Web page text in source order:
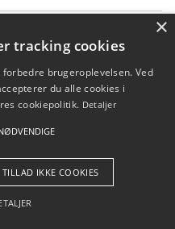
kan ændre
Pilanto Aps
×
tracking cookies
brugeroplevelsen. Ved
du alle cookies i
cookiepolitik. Detaljer
TILLAD IKKE COOKIES